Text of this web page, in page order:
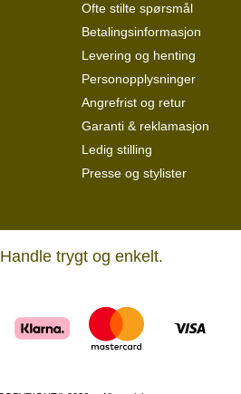
Ofte stilte spørsmål
Betalingsinformasjon
Levering og henting
Personopplysninger
Angrefrist og retur
Garanti & reklamasjon
Ledig stilling
Presse og stylister
Handle trygt og enkelt.